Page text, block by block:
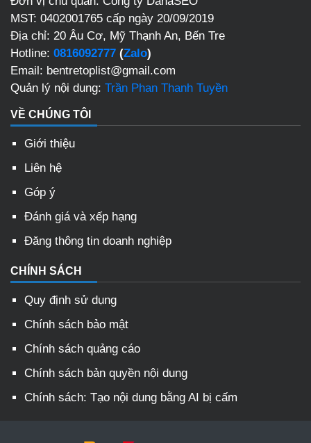
MST: 0402001765 cấp ngày 20/09/2019
Địa chỉ: 20 Âu Cơ, Mỹ Thạnh An, Bến Tre
Hotline: 0816092777 (Zalo)
Email: bentretoplist@gmail.com
Quản lý nội dung: Trần Phan Thanh Tuyền
VỀ CHÚNG TÔI
Giới thiệu
Liên hệ
Góp ý
Đánh giá và xếp hạng
Đăng thông tin doanh nghiệp
CHÍNH SÁCH
Quy định sử dụng
Chính sách bảo mật
Chính sách quảng cáo
Chính sách bản quyền nội dung
Chính sách: Tạo nội dung bằng AI bị cấm